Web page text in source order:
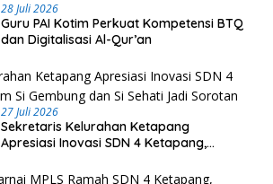
28 Juli 2026
Guru PAI Kotim Perkuat Kompetensi BTQ
dan Digitalisasi Al-Qur’an
27 Juli 2026
Sekretaris Kelurahan Ketapang
Apresiasi Inovasi SDN 4 Ketapang,
Sorotan